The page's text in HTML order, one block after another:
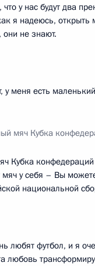
у нас будут два
я надеюсь, открыть
не знают.
у меня есть
мяч Кубка
Кубка конфедераций
мяч у себя – Вы
национальной
любят футбол, и я
любовь